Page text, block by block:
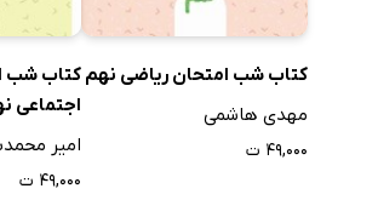
کتاب شب امتحان ریاضی نهم
مهدی هاشمی
۴۹,۰۰۰ ت
کتاب شب
اجتماعی
امیر
۴۹,۰۰۰ ت